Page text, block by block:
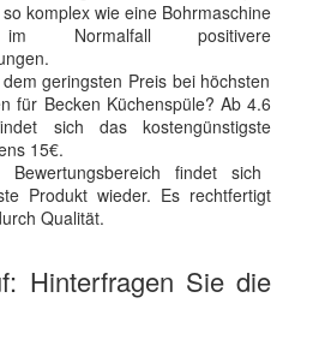
komplex wie eine Bohrmaschine
Normalfall positivere
geringsten Preis bei höchsten
für Becken Küchenspüle? Ab 4.6
sich das kostengünstigste
15€.
Bewertungsbereich findet sich
Produkt wieder. Es rechtfertigt
Qualität.
Hinterfragen Sie die